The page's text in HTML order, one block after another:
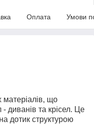
Оплата Умови
матеріалів, що
диванів та крісел. Це
дотик структурою